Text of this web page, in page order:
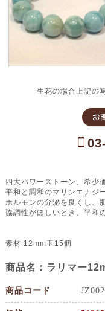
生花の場合上記の
四大パワーストーン、希少
平和と調和のマリンエナジ
ホルモンの分泌を良くし、
協調性がほしいとき、平和
素材:12mm玉15個
商品名：ラリマー
商品コード